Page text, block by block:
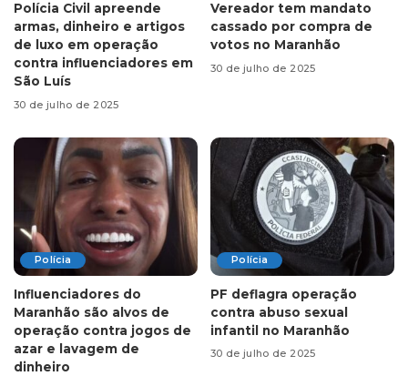
Polícia Civil apreende
armas, dinheiro e artigos
de luxo em operação
contra influenciadores em
São Luís
30 de julho de 2025
Vereador tem mandato
cassado por compra de
votos no Maranhão
30 de julho de 2025
Polícia
Influenciadores do
Maranhão são alvos de
operação contra jogos de
azar e lavagem de
dinheiro
Polícia
PF deflagra operação
contra abuso sexual
infantil no Maranhão
30 de julho de 2025